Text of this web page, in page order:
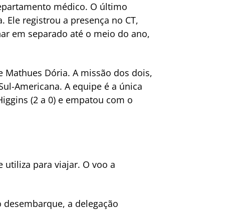
médico. O último
registrou a presença no CT,
em separado até o meio do ano,
Mathues Dória. A missão dos dois,
Americana. A equipe é a única
(2 a 0) e empatou com o
utiliza para viajar. O voo a
a delegação